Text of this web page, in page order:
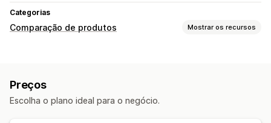
Categorias
Comparação de produtos Mostrar os recursos
Opções de exibição
Preços
Escolha o plano ideal para o negócio.